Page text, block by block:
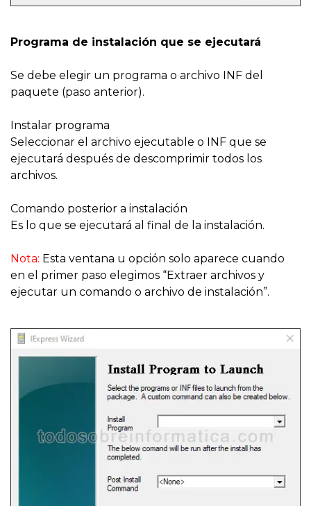
Programa de instalación que se ejecutará
Se debe elegir un programa o archivo INF del
paquete (paso anterior).
Instalar programa
Seleccionar el archivo ejecutable o INF que se
ejecutará después de descomprimir todos los
archivos.
Comando posterior a instalación
Es lo que se ejecutará al final de la instalación.
Nota: Esta ventana u opción solo aparece cuando
en el primer paso elegimos “Extraer archivos y
ejecutar un comando o archivo de instalación”.